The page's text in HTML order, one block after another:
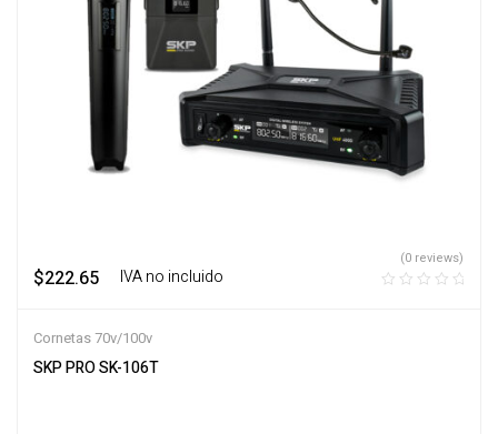
$222.65 ‎ ‎ ‎ IVA no incluido
(0 reviews)
Cornetas 70v/100v
SKP PRO SK-106T